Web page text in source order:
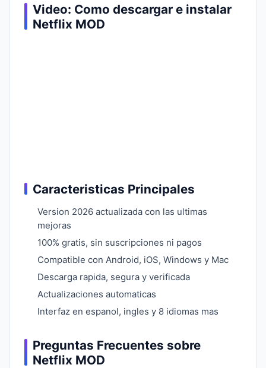
Video: Como descargar e instalar
Netflix MOD
Caracteristicas Principales
Version 2026 actualizada con las ultimas
mejoras
100% gratis, sin suscripciones ni pagos
Compatible con Android, iOS, Windows y Mac
Descarga rapida, segura y verificada
Actualizaciones automaticas
Interfaz en espanol, ingles y 8 idiomas mas
Preguntas Frecuentes sobre
Netflix MOD